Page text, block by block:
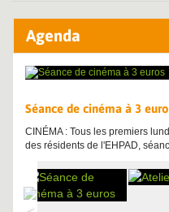
Agenda
Séance de cinéma à 3
CINÉMA : Tous les premiers
des résidents de l'EHPAD,